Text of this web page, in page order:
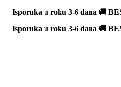
Isporuka u roku 3-6 dana 🚚
Isporuka u roku 3-6 dana 🚚